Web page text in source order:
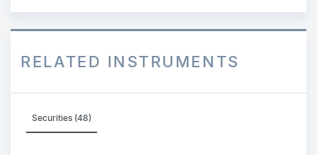
RELATED INSTRUMENTS
Securities (48)